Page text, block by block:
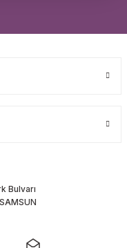
Bulvarı